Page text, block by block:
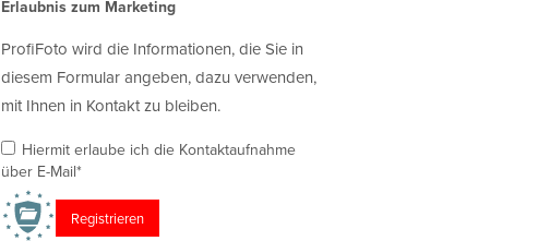
Erlaubnis zum Marketing
ProfiFoto wird die Informationen, die Sie in
diesem Formular angeben, dazu verwenden,
mit Ihnen in Kontakt zu bleiben.
Hiermit erlaube ich die Kontaktaufnahme
über E-Mail*